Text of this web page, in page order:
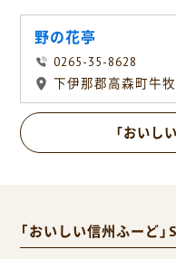
野の花亭
0265-35-8628
下伊那郡高森町牛
「おいし
「おいしい信州ふーど」